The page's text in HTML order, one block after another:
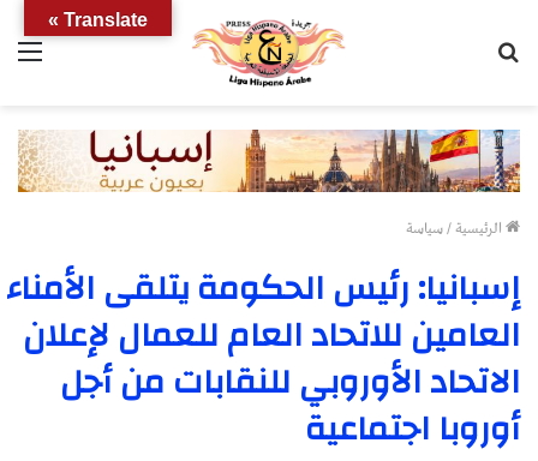
الرئيسية/سياسة
إسبانيا: رئيس الحكومة يتلقى الأمناء
العامين للاتحاد العام للعمال لإعلان
الاتحاد الأوروبي للنقابات من أجل
أوروبا اجتماعية
Translate »